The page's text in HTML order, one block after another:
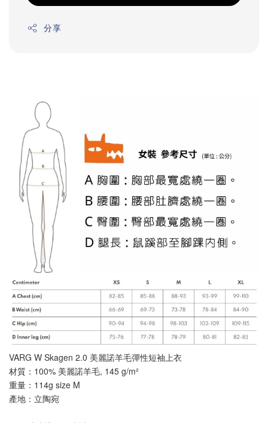
分享
VARG W Skagen 2.0 美麗諾羊毛彈性短袖上衣
材質：100% 美麗諾羊毛, 145 g/m²
重量：114g size M
產地：立陶宛